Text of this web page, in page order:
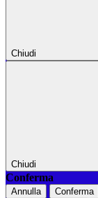
Chiudi
Chiudi
Conferma
Annulla Conferma